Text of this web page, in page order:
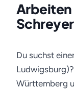
Arbeiten
Du suchst
Württemberg